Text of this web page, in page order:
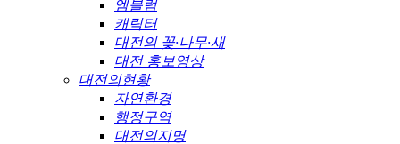
엠블럼
캐릭터
대전의 꽃·나무·새
대전 홍보영상
대전의현황
자연환경
행정구역
대전의지명